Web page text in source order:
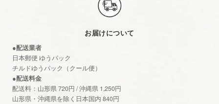
お届けについて
●配送業者
日本郵便 ゆうパック
チルドゆうパック（クール便）
●配送料金
配送料：山形県 720円 / 沖縄県 1,250円
山形県・沖縄県を除く日本国内 840円